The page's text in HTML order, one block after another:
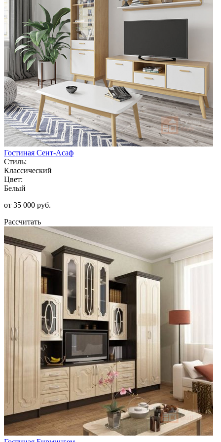
Гостиная Сент-Асаф
Стиль:
Классический
Цвет:
Белый
от 35 000 руб.
Рассчитать